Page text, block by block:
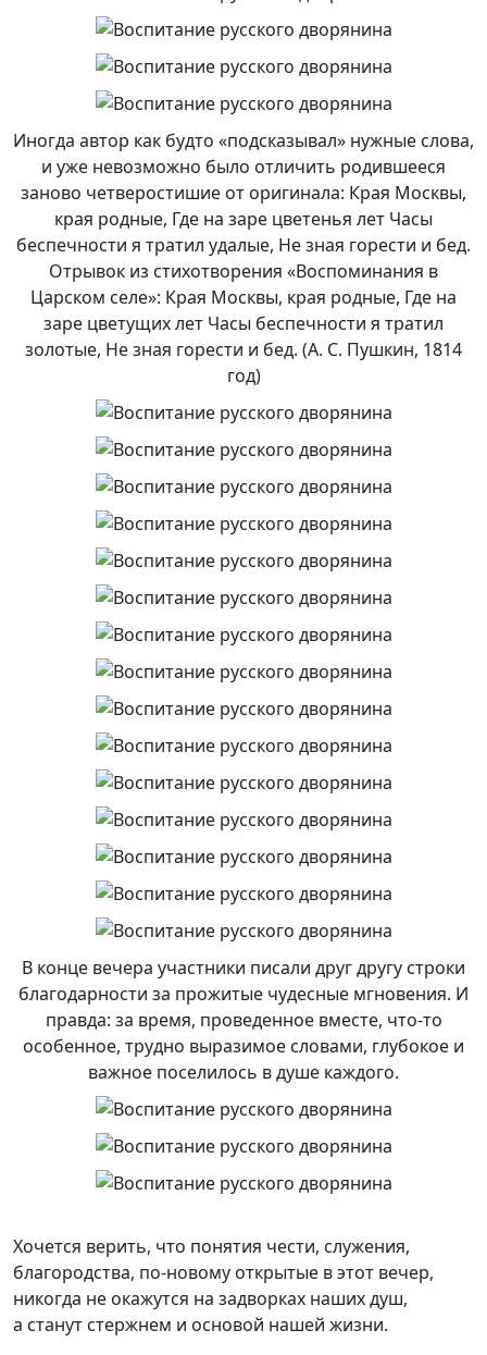
Иногда автор как будто «подсказывал» нужные слова,
и уже невозможно было отличить родившееся
заново четверостишие от оригинала: Края Москвы,
края родные, Где на заре цветенья лет Часы
беспечности я тратил удалые, Не зная горести и бед.
Отрывок из стихотворения «Воспоминания в
Царском селе»: Края Москвы, края родные, Где на
заре цветущих лет Часы беспечности я тратил
золотые, Не зная горести и бед. (А. С. Пушкин, 1814
год)
В конце вечера участники писали друг другу строки
благодарности за прожитые чудесные мгновения. И
правда: за время, проведенное вместе, что-то
особенное, трудно выразимое словами, глубокое и
важное поселилось в душе каждого.
Хочется верить, что понятия чести, служения,
благородства, по-новому открытые в этот вечер,
никогда не окажутся на задворках наших душ,
а станут стержнем и основой нашей жизни.